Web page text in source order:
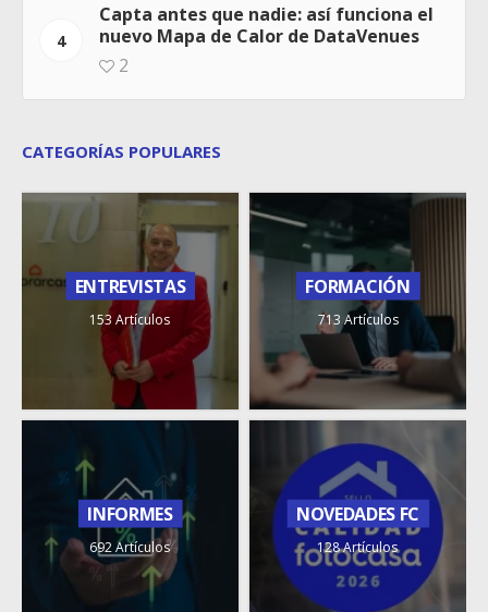
4
Capta antes que nadie: así funciona el
nuevo Mapa de Calor de DataVenues
2
CATEGORÍAS POPULARES
ENTREVISTAS
153 Artículos
FORMACIÓN
713 Artículos
INFORMES
692 Artículos
NOVEDADES FC
128 Artículos